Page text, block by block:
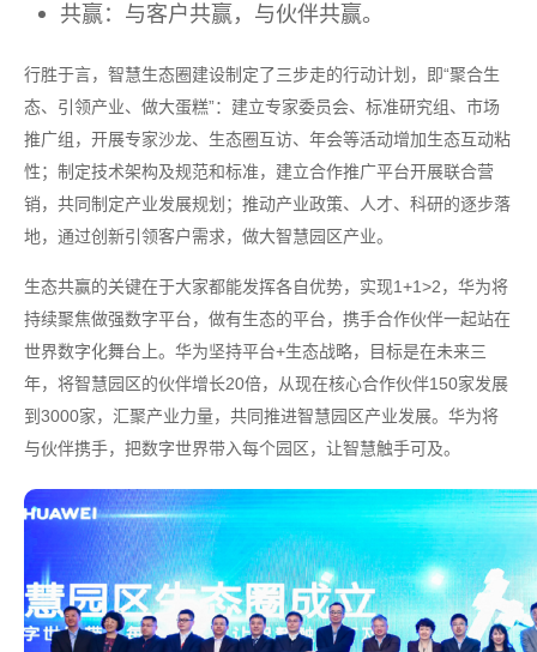
共赢：与客户共赢，与伙伴共赢。
行胜于言，智慧生态圈建设制定了三步走的行动计划，即“聚合生
态、引领产业、做大蛋糕”：建立专家委员会、标准研究组、市场
推广组，开展专家沙龙、生态圈互访、年会等活动增加生态互动粘
性；制定技术架构及规范和标准，建立合作推广平台开展联合营
销，共同制定产业发展规划；推动产业政策、人才、科研的逐步落
地，通过创新引领客户需求，做大智慧园区产业。
生态共赢的关键在于大家都能发挥各自优势，实现1+1>2，华为将
持续聚焦做强数字平台，做有生态的平台，携手合作伙伴一起站在
世界数字化舞台上。华为坚持平台+生态战略，目标是在未来三
年，将智慧园区的伙伴增长20倍，从现在核心合作伙伴150家发展
到3000家，汇聚产业力量，共同推进智慧园区产业发展。华为将
与伙伴携手，把数字世界带入每个园区，让智慧触手可及。